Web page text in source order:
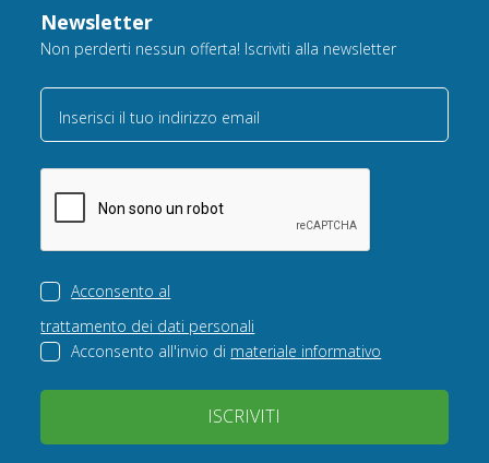
Newsletter
Non perderti nessun offerta! Iscriviti alla newsletter
Inserisci il tuo indirizzo email
Acconsento al
trattamento dei dati personali
Acconsento all'invio di materiale informativo
ISCRIVITI